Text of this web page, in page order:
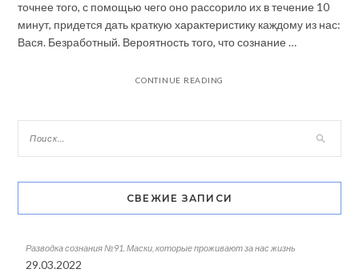
точнее того, с помощью чего оно рассорило их в течение 10
минут, придется дать краткую характеристику каждому из нас:
Вася. Безработный. Вероятность того, что сознание …
CONTINUE READING
СВЕЖИЕ ЗАПИСИ
Разводка сознания №91. Маски, которые проживают за нас жизнь
29.03.2022